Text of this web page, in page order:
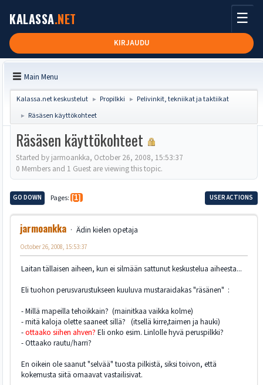
KALASSA.NET
KIRJAUDU
☰
Main Menu
Kalassa.net keskustelut ► Propilkki ► Pelivinkit, tekniikat ja taktiikat
► Räsäsen käyttökohteet
Räsäsen käyttökohteet
Started by jarmoankka, October 26, 2008, 15:53:37
0 Members and 1 Guest are viewing this topic.
GO DOWN Pages 1 USER ACTIONS
jarmoankka Ädin kielen opetaja
October 26, 2008, 15:53:37
Laitan tällaisen aiheen, kun ei silmään sattunut keskustelua aiheesta...
Eli tuohon perusvarustukseen kuuluva mustaraidakas "räsänen" :
- Millä mapeilla tehoikkain? (mainitkaa vaikka kolme)
- mitä kaloja olette saaneet sillä? (itsellä kirre,taimen ja hauki)
-ottaako siihen ahven? Eli onko esim. Linlolle hyvä peruspilkki?
- Ottaako rautu/harri?
En oikein ole saanut "selvää" tuosta pilkistä, siksi toivon, että
kokemusta siitä omaavat vastailisivat.